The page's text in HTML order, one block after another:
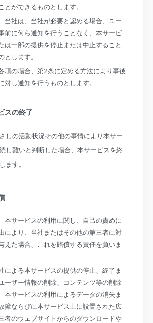
とができるものとします。
当社は、当社が必要と認める場合、ユー
前に何ら通知を行うことなく、本サービ
は一部の提供を停止または中止すること
とします。
項の場合、第2条に定める方法により事後
対し通知を行うものとします。
スの終了
しの活動状況その他の事情により本サー
し難いと判断した場合、本サービスを終
ます。
本サービスの利用に関し、自己の責めに
により、当社またはその他の第三者に対
えた場合、これを賠償する責任を負いま
による本サービスの提供の停止、終了ま
ーザー情報の削除、コンテンツ等の削除
本サービスの利用によるデータの消失ま
障ならびに本サービス上に設置された広
者のウェブサイトからのダウンロードや